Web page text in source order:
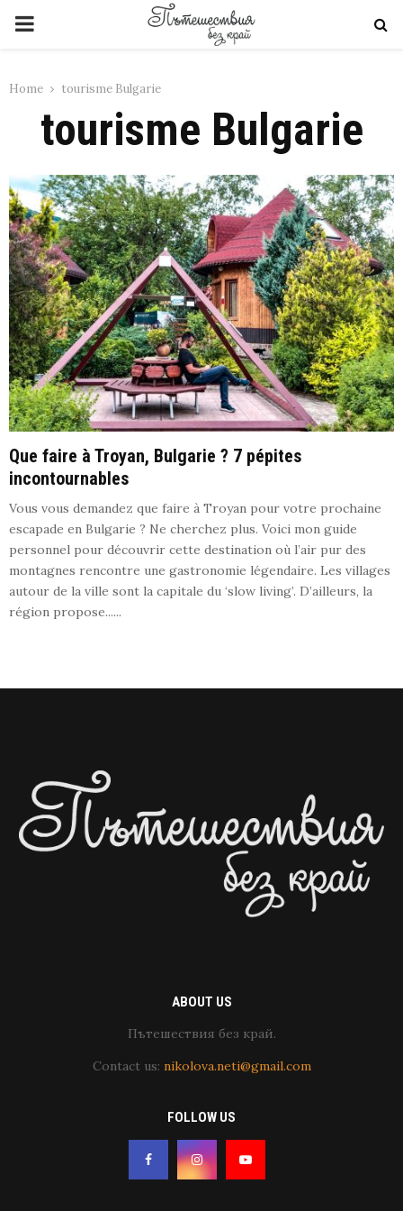
PRIMARY
Home tourisme Bulgarie
tourisme Bulgarie
Que faire à Troyan, Bulgarie ? 7 pépites
incontournables
Vous vous demandez que faire à Troyan pour votre prochaine
escapade en Bulgarie ? Ne cherchez plus. Voici mon guide
personnel pour découvrir cette destination où l’air pur des
montagnes rencontre une gastronomie légendaire. Les villages
autour de la ville sont la capitale du ‘slow living’. D’ailleurs, la
région propose......
ABOUT US
Пътешествия без край.
Contact us: nikolova.neti@gmail.com
FOLLOW US